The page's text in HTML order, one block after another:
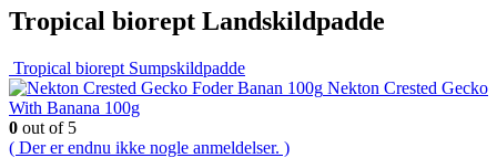
Tropical biorept Landskildpadde
Tropical biorept Sumpskildpadde
Nekton Crested Gecko
With Banana 100g
0 out of 5
( Der er endnu ikke nogle anmeldelser. )